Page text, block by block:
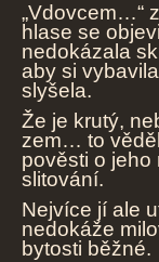
„Vdovcem…“
hlase se
nedokázala
aby si
slyšela.
Že je krutý,
zem… to
pověsti o jeho
slitování.
Nejvíce jí ale
nedokáže
bytosti běžné.